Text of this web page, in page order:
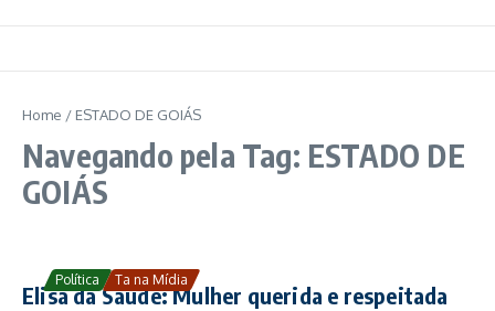
Home / ESTADO DE GOIÁS
Navegando pela Tag: ESTADO DE
GOIÁS
Política Ta na Mídia
Elisa da Saúde: Mulher querida e respeitada